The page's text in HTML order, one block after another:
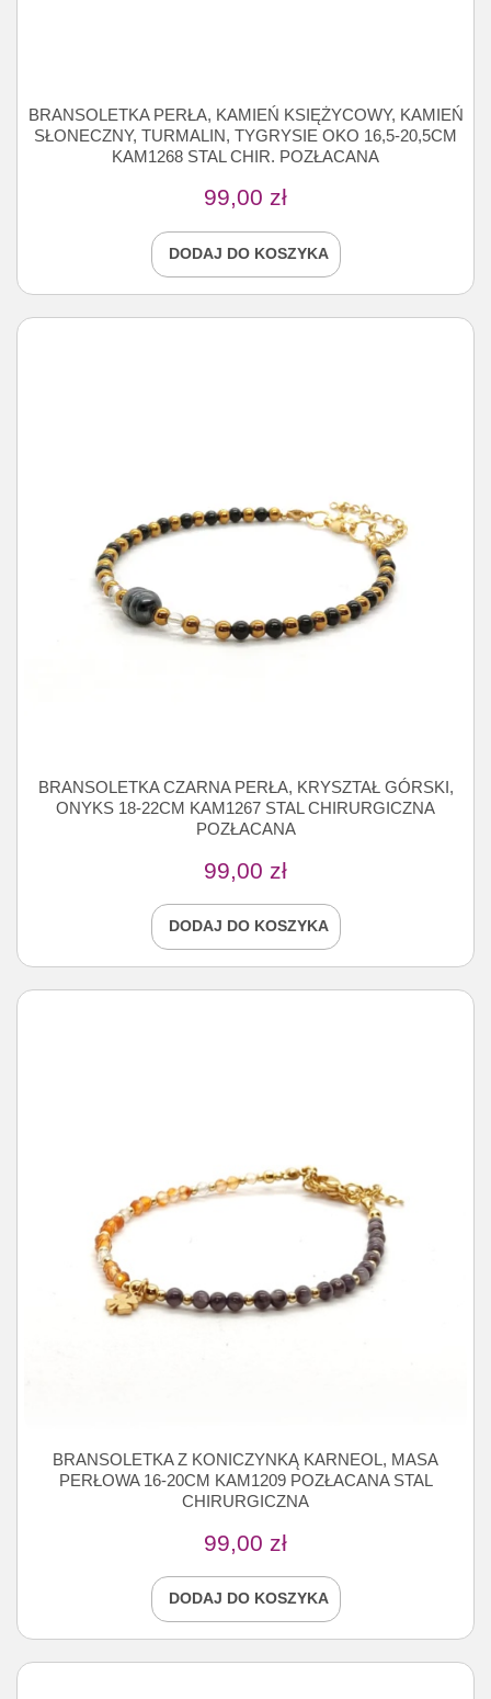
BRANSOLETKA PERŁA, KAMIEŃ KSIĘŻYCOWY, KAMIEŃ
SŁONECZNY, TURMALIN, TYGRYSIE OKO 16,5-20,5CM
KAM1268 STAL CHIR. POZŁACANA
99,00 zł
DODAJ DO KOSZYKA
BRANSOLETKA CZARNA PERŁA, KRYSZTAŁ GÓRSKI,
ONYKS 18-22CM KAM1267 STAL CHIRURGICZNA
POZŁACANA
99,00 zł
DODAJ DO KOSZYKA
BRANSOLETKA Z KONICZYNKĄ KARNEOL, MASA
PERŁOWA 16-20CM KAM1209 POZŁACANA STAL
CHIRURGICZNA
99,00 zł
DODAJ DO KOSZYKA